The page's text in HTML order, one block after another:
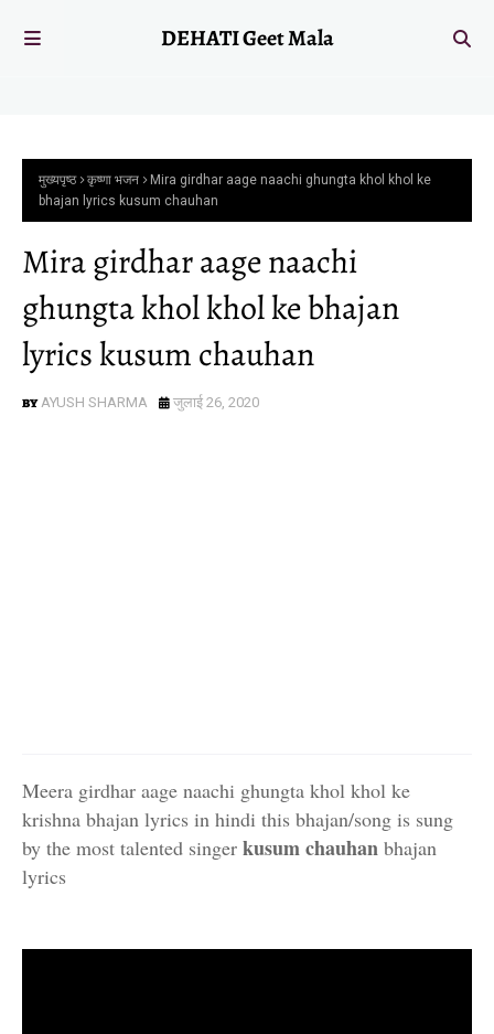
DEHATI Geet Mala
मुख्यपृष्ठ कृष्णा भजन
Mira girdhar aage naachi ghungta khol khol ke
bhajan lyrics kusum chauhan
Mira girdhar aage naachi
ghungta khol khol ke bhajan
lyrics kusum chauhan
AYUSH SHARMA जुलाई 26, 2020
Meera girdhar aage naachi ghungta khol khol ke
krishna bhajan lyrics in hindi this bhajan/song is sung
by the most talented singer kusum chauhan bhajan
lyrics